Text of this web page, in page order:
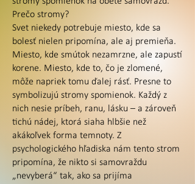
Prečo stromy?
Svet niekedy potrebuje miesto, kde sa
bolesť nielen pripomína, ale aj premieňa.
Miesto, kde smútok nezamrzne, ale zapustí
korene. Miesto, kde to, čo je zlomené,
môže napriek tomu ďalej rásť. Presne to
symbolizujú stromy spomienok. Každý z
nich nesie príbeh, ranu, lásku – a zároveň
tichú nádej, ktorá siaha hlbšie než
akákoľvek forma temnoty. Z
psychologického hľadiska nám tento strom
pripomína, že nikto si samovraždu
„nevyberá“ tak, ako sa prijíma